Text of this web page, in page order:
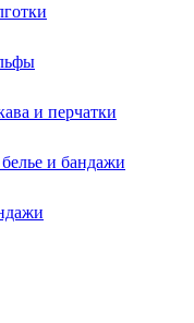
и перчатки
и бандажи